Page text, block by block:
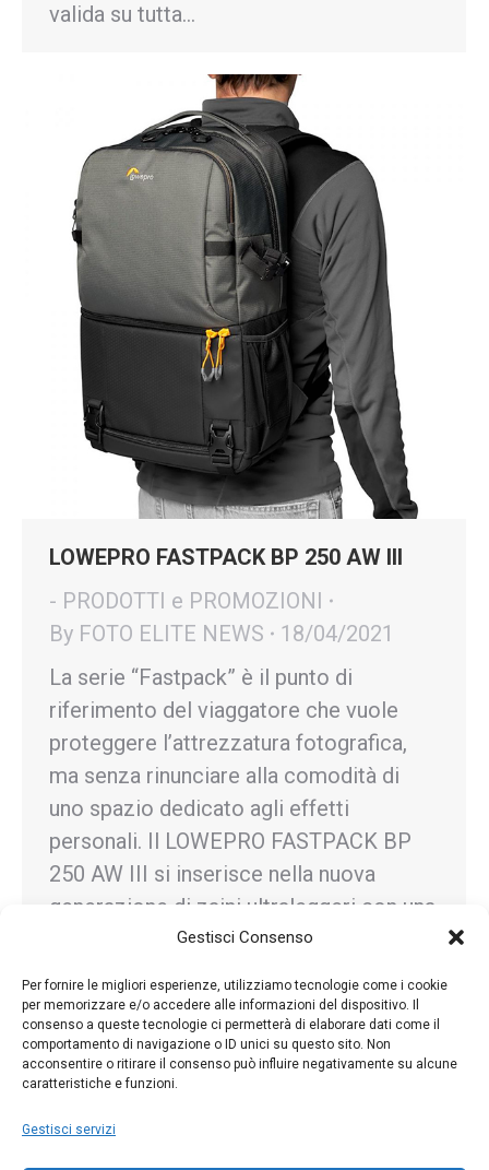
Gestisci Consenso
Per fornire le migliori esperienze, utilizziamo tecnologie come i cookie
per memorizzare e/o accedere alle informazioni del dispositivo. Il
consenso a queste tecnologie ci permetterà di elaborare dati come il
comportamento di navigazione o ID unici su questo sito. Non
acconsentire o ritirare il consenso può influire negativamente su alcune
caratteristiche e funzioni.
Gestisci servizi
valida su tutta…
LOWEPRO FASTPACK BP 250 AW III
- PRODOTTI e PROMOZIONI
By FOTO ELITE NEWS
18/04/2021
La serie “Fastpack” è il punto di
riferimento del viaggatore che vuole
proteggere l’attrezzatura fotografica,
ma senza rinunciare alla comodità di
uno spazio dedicato agli effetti
personali. Il LOWEPRO FASTPACK BP
250 AW III si inserisce nella nuova
generazione di zaini ultraleggeri con una
protezione totale contro gli agenti
atmosferici, e il nuovo rivestimento in…
← 1 …